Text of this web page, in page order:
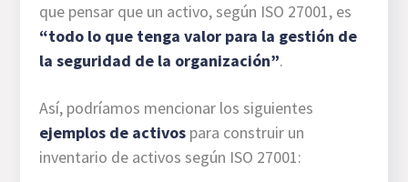
que pensar que un activo, según ISO 27001, es
“todo lo que tenga valor para la gestión de
la seguridad de la organización”.
Así, podríamos mencionar los siguientes
ejemplos de activospara construir un
inventario de activos según ISO 27001: